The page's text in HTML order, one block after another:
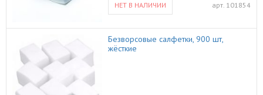
НЕТ В НАЛИЧИИ арт. 101854
Безворсовые салфетки, 900 шт,
жёсткие